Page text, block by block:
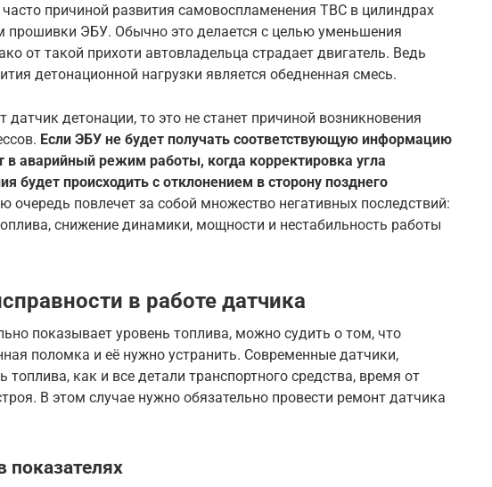
причиной развития самовоспламенения ТВС в цилиндрах
прошивки ЭБУ. Обычно это делается с целью уменьшения
от такой прихоти автовладельца страдает двигатель. Ведь
детонационной нагрузки является обедненная смесь.
датчик детонации, то это не станет причиной возникновения
Если ЭБУ не будет получать соответствующую информацию
в аварийный режим работы, когда корректировка угла
будет происходить с отклонением в сторону позднего
очередь повлечет за собой множество негативных последствий:
снижение динамики, мощности и нестабильность работы
в работе датчика
показывает уровень топлива, можно судить о том, что
поломка и её нужно устранить. Современные датчики,
как и все детали транспортного средства, время от
В этом случае нужно обязательно провести ремонт датчика
показателях